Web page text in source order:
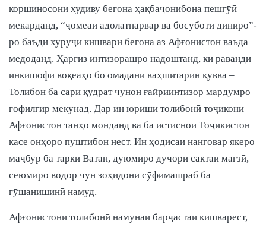
коршиносони худиву бегона ҳақбаҷонибона пешгӯӣ
мекарданд, “ҷомеаи адолатпарвар ва босуботи диниро”-
ро баъди хуруҷи кишвари бегона аз Афғонистон ваъда
медоданд. Ҳаргиз интизорашро надоштанд, ки раванди
инкишофи воқеаҳо бо омадани ваҳшитарин қувва –
Толибон ба сари қудрат чунон ғайриинтизор мардумро
ғофилгир мекунад. Дар ин юриши толибонӣ тоҷикони
Афғонистон танҳо монданд ва ба истиснои Тоҷикистон
касе онҳоро пуштибон нест. Ин ҳодисаи нанговар якеро
маҷбур ба тарки Ватан, дуюмиро дучори сактаи мағзӣ,
сеюмиро водор чун зоҳидони сӯфимашраб ба
гӯшанишинӣ намуд.
Афғонистони толибонӣ намунаи барҷастаи кишварест,